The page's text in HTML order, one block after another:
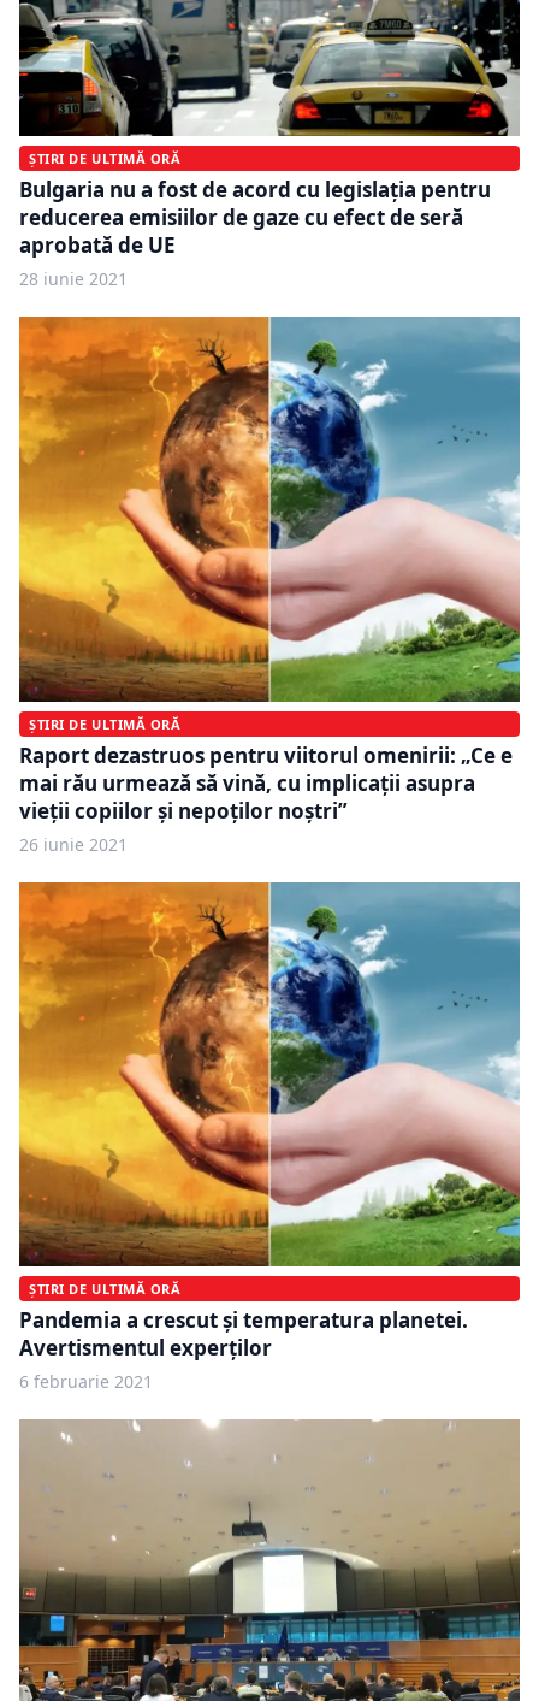
ȘTIRI DE ULTIMĂ ORĂ
Bulgaria nu a fost de acord cu legislația pentru
reducerea emisiilor de gaze cu efect de seră
aprobată de UE
28 iunie 2021
ȘTIRI DE ULTIMĂ ORĂ
Raport dezastruos pentru viitorul omenirii: „Ce e
mai rău urmează să vină, cu implicaţii asupra
vieţii copiilor şi nepoţilor noştri”
26 iunie 2021
ȘTIRI DE ULTIMĂ ORĂ
Pandemia a crescut și temperatura planetei.
Avertismentul experților
6 februarie 2021